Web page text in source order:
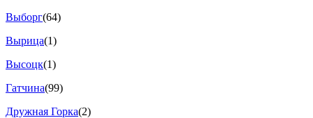
Выборг(64)
Вырица(1)
Высоцк(1)
Гатчина(99)
Дружная Горка(2)